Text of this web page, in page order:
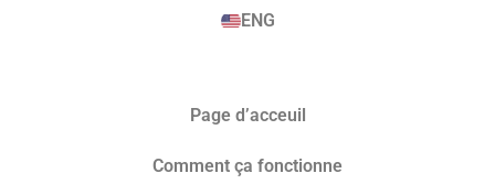
ENG
Page d’acceuil
Comment ça fonctionne